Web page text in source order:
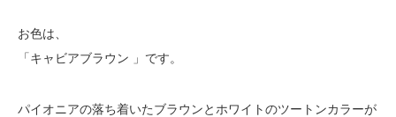
お色は、
「キャビアブラウン 」です。
パイオニアの落ち着いたブラウンとホワイトのツートンカラーが